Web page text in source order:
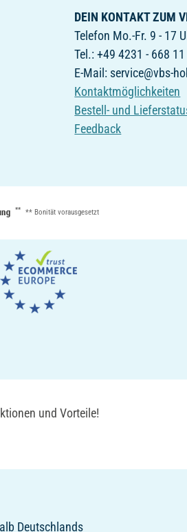
DEIN KONTAKT ZUM
Telefon Mo.-Fr. 9 - 17
Tel.: +49 4231 - 668 11
E-Mail: service@vbs-
Kontaktmöglichkeiten
Bestell- und
Feedback
** ** Bonität vorausgesetzt
und Vorteile!
Deutschlands